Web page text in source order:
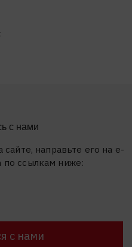
с нами
направьте его на e-
по ссылкам ниже:
с нами